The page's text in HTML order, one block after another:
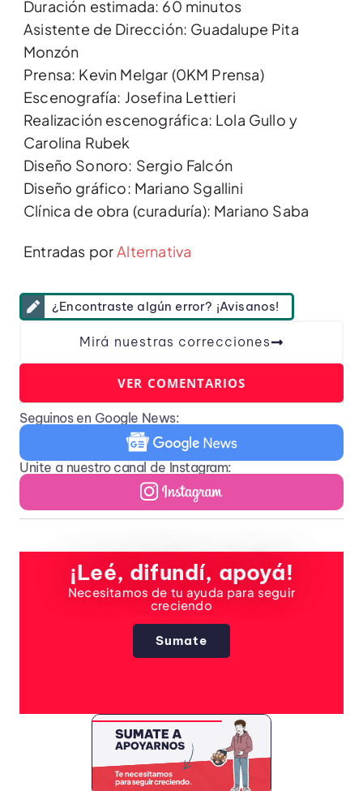
Duración estimada: 60 minutos
Asistente de Dirección: Guadalupe Pita
Monzón
Prensa: Kevin Melgar (0KM Prensa)
Escenografía: Josefina Lettieri
Realización escenográfica: Lola Gullo y
Carolina Rubek
Diseño Sonoro: Sergio Falcón
Diseño gráfico: Mariano Sgallini
Clínica de obra (curaduría): Mariano Saba
Entradas porAlternativa
¿Encontraste algún error? ¡Avisanos!
Mirá nuestras correcciones
VER COMENTARIOS
Seguinos en Google News:
Unite a nuestro canal de Instagram:
¡Leé, difundí, apoyá!
Necesitamos de tu ayuda para seguir
creciendo
Sumate